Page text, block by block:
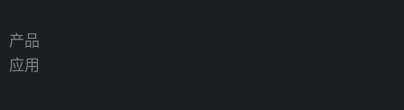
产品
应用